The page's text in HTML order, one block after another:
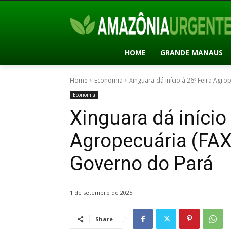
HOME GRANDE MANAUS
Home Economia Xinguara dá início à 26ª Feira
Economia
Xinguara dá início
Agropecuária
Governo do Pará
1 de setembro de 2025
Share